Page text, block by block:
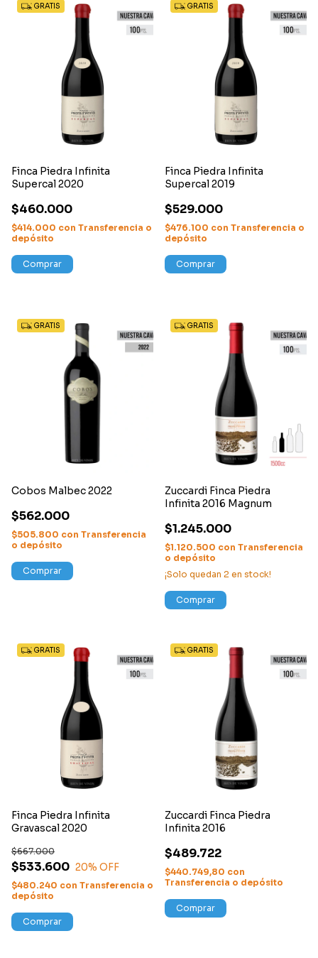
GRATIS
Finca Piedra Infinita
Supercal 2020
$460.000
$414.000 con Transferencia o
depósito
Comprar
GRATIS
Finca Piedra Infinita
Supercal 2019
$529.000
$476.100 con Transferencia o
depósito
Comprar
GRATIS
Cobos Malbec 2022
$562.000
$505.800 con Transferencia
o depósito
Comprar
GRATIS
Zuccardi Finca Piedra
Infinita 2016 Magnum
$1.245.000
$1.120.500 con Transferencia
o depósito
¡Solo quedan 2 en stock!
Comprar
GRATIS
Finca Piedra Infinita
Gravascal 2020
$533.600
$667.000
20% OFF
$480.240 con Transferencia o
depósito
Comprar
GRATIS
Zuccardi Finca Piedra
Infinita 2016
$489.722
$440.749,80 con
Transferencia o depósito
Comprar